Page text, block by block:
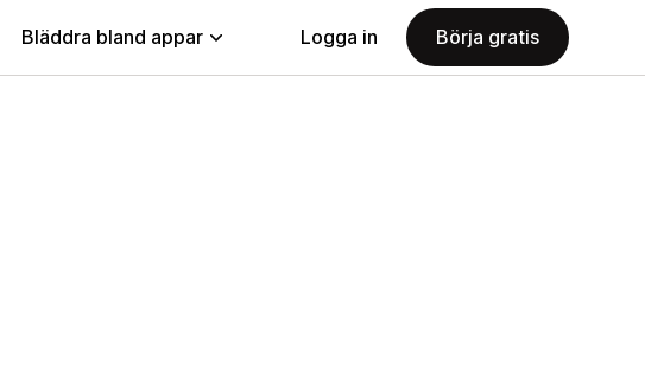
Bläddra bland appar Logga in Börja gratis